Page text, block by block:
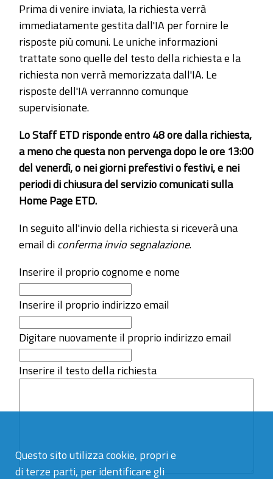
Questo sito utilizza cookie, propri e
di terze parti, per identificare gli
Prima di venire inviata, la richiesta verrà
immediatamente gestita dall'IA per fornire le
risposte più comuni. Le uniche informazioni
trattate sono quelle del testo della richiesta e la
richiesta non verrà memorizzata dall'IA. Le
risposte dell'IA verrannno comunque
supervisionate.
Lo Staff ETD risponde entro 48 ore dalla richiesta,
a meno che questa non pervenga dopo le ore 13:00
del venerdì, o nei giorni prefestivi o festivi, e nei
periodi di chiusura del servizio comunicati sulla
Home Page ETD.
In seguito all'invio della richiesta si riceverà una
email diconferma invio segnalazione.
Inserire il proprio cognome e nome
Inserire il proprio indirizzo email
Digitare nuovamente il proprio indirizzo email
Inserire il testo della richiesta